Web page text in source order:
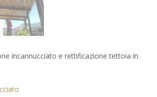
incannucciato e rettificazione tettoia in